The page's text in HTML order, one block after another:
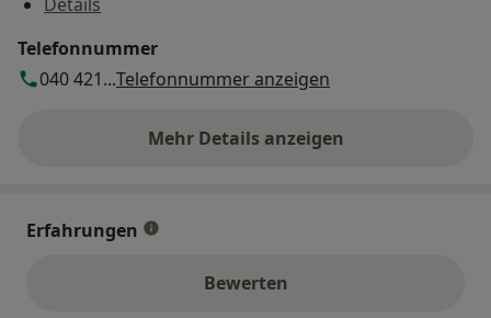
Telefonnummer
040 421...Telefonnummer anzeigen
Mehr Details anzeigen
über die Adresse
Erfahrungen
Bewerten